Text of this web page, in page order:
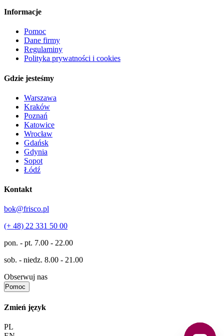
Informacje
Pomoc
Dane firmy
Regulaminy
Polityka prywatności i cookies
Gdzie jesteśmy
Warszawa
Kraków
Poznań
Katowice
Wrocław
Gdańsk
Gdynia
Sopot
Łódź
Kontakt
bok@frisco.pl
(+ 48) 22 331 50 00
pon. - pt. 7.00 - 22.00
sob. - niedz. 8.00 - 21.00
Obserwuj nas
Pomoc
Zmień język
PL